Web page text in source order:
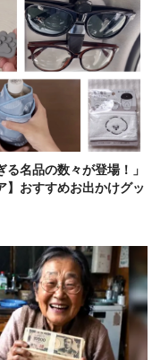
る名品の数々が登場！」
】おすすめお出かけグッ